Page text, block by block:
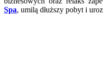
Spa, umilą dłuższy pobyt i